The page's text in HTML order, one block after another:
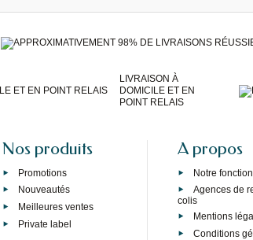
LIVRAISON À
DOMICILE ET EN
POINT RELAIS
Nos produits
Promotions
Nouveautés
Meilleures ventes
Private label
A propos
Notre
Agences de
colis
Mentions
Conditions